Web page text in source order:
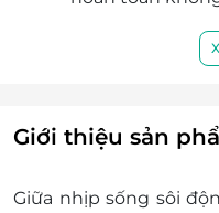
Hạng phòng:
Diện tích
Giới thiệu sản
Giữa nhịp sống sôi